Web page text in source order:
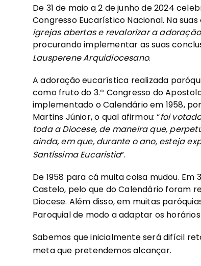
De 31 de maio a 2 de junho de 2024
Congresso Eucarístico Nacional. Na
igrejas abertas e revalorizar a
procurando implementar as suas
Lausperene Arquidiocesano.
A adoração eucarística realizada
como fruto do 3.º Congresso do
implementado o Calendário em 1958,
Martins Júnior, o qual afirmou: “foi
toda a Diocese, de maneira que,
ainda, em que, durante o ano, esteja
Santíssima Eucaristia”.
De 1958 para cá muita coisa mudou.
Castelo, pelo que do Calendário foram
Diocese. Além disso, em muitas
Paroquial de modo a adaptar os
Sabemos que inicialmente será difícil
meta que pretendemos alcançar.